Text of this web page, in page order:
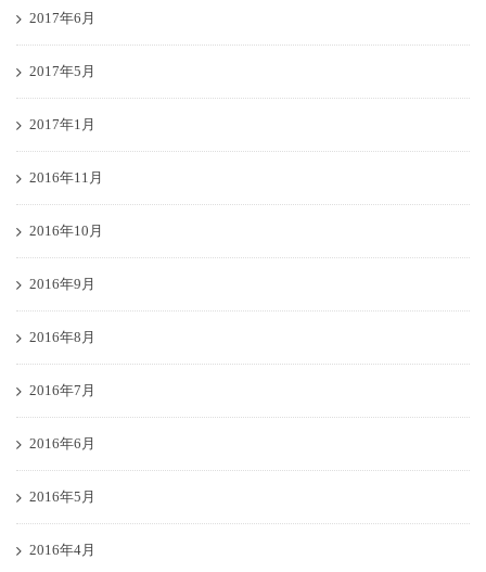
2017年6月
2017年5月
2017年1月
2016年11月
2016年10月
2016年9月
2016年8月
2016年7月
2016年6月
2016年5月
2016年4月